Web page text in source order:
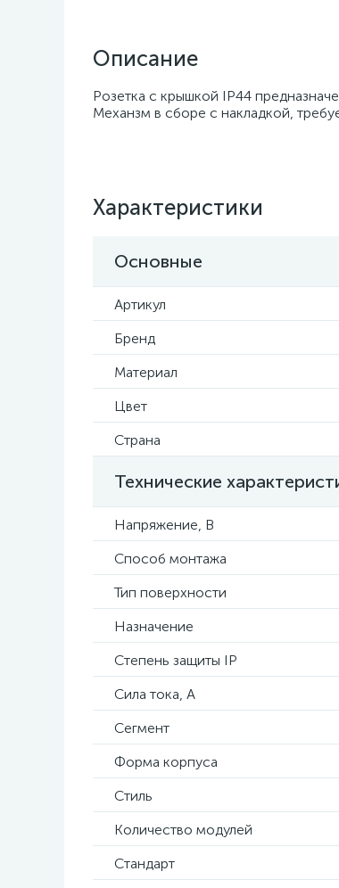
Описание
Розетка с крышкой IP44
Механзм в сборе с накладкой,
Характеристики
Основные
Артикул
Бренд
Материал
Цвет
Страна
Технические
Напряжение, В
Способ монтажа
Тип поверхности
Назначение
Степень защиты IP
Сила тока, А
Сегмент
Форма корпуса
Стиль
Количество модулей
Стандарт